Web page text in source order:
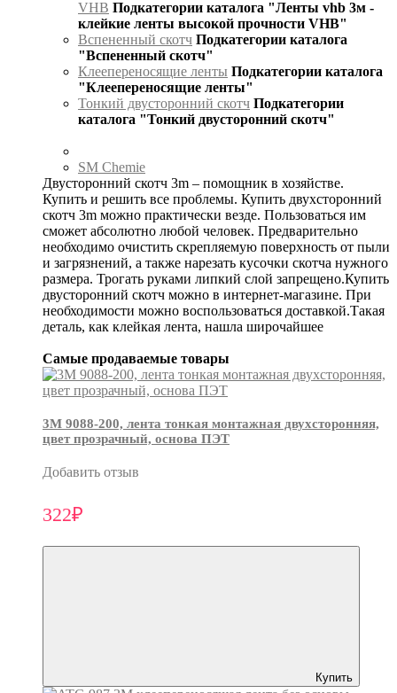
VHB Подкатегории каталога "Ленты vhb 3м -
клейкие ленты высокой прочности VHB"
Вспененный скотч Подкатегории каталога
"Вспененный скотч"
Клеепереносящие ленты Подкатегории каталога
"Клеепереносящие ленты"
Тонкий двусторонний скотч Подкатегории
каталога "Тонкий двусторонний скотч"
SM Chemie
Двусторонний скотч 3m – помощник в хозяйстве.
Купить и решить все проблемы. Купить двухсторонний
скотч 3m можно практически везде. Пользоваться им
сможет абсолютно любой человек. Предварительно
необходимо очистить скрепляемую поверхность от пыли
и загрязнений, а также нарезать кусочки скотча нужного
размера. Трогать руками липкий слой запрещено.Купить
двусторонний скотч можно в интернет-магазине. При
необходимости можно воспользоваться доставкой.Такая
деталь, как клейкая лента, нашла широчайшее
Самые продаваемые товары
3М 9088-200, лента тонкая монтажная двухсторонняя,
цвет прозрачный, основа ПЭТ
Добавить отзыв
322₽
Купить